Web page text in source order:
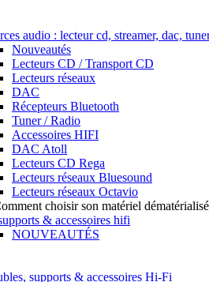
audio : lecteur cd, streamer, dac,
Nouveautés
Lecteurs CD / Transport CD
Lecteurs réseaux
DAC
Récepteurs Bluetooth
Tuner / Radio
Accessoires HIFI
DAC Atoll
Lecteurs CD Rega
Lecteurs réseaux Bluesound
Lecteurs réseaux Octavio
& accessoires hifi
NOUVEAUTÉS
supports & accessoires Hi-Fi